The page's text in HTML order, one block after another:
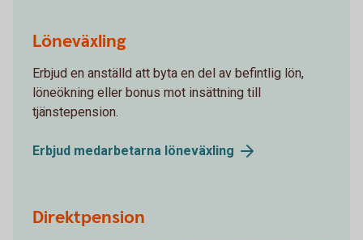
Löneväxling
Erbjud en anställd att byta en del av befintlig lön,
löneökning eller bonus mot insättning till
tjänstepension.
Erbjud medarbetarna löneväxling
Direktpension